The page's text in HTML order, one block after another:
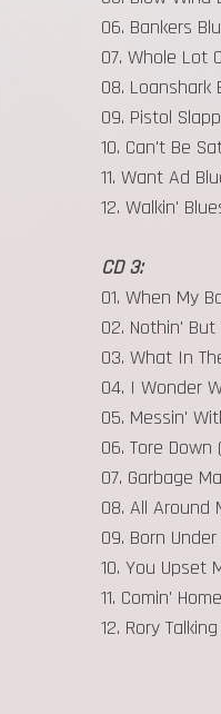
06. Bankers
07. Whole Lot
08. Loanshark
09. Pistol
10. Can't Be
11. Want Ad
12. Walkin'
CD 3:
01. When My
02. Nothin' But
03. What In
04. I Wonder
05. Messin'
06. Tore Down
07. Garbage
08. All Around
09. Born
10. You Upset
11. Comin'
12. Rory